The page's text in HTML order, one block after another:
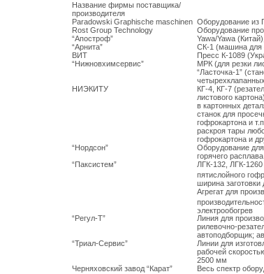
Название фирмы поставщика/
производителя
Paradowski Graphische maschinen Оборудование из
Rost Group Technology
Оборудование
“Апостроф”
Yawa/Yawa
“Арнита”
СК-1 (машина для
ВИТ
Пресс К-1089
“Нижновхимсервис”
МРК (для резки
“Ласточка-1”
НИЭКИТУ
КГ-4, КГ-7
листового
в картонных
станок для
гофрокартона и
раскроя тары
гофрокартона и
“Нордсон”
Оборудование
горячего
“Паксистем”
ЛГК-132, ЛГК-1260
пятислойного
ширина
Агрегат для
электрообогрев
“Pегул-Т”
Линия для
рилевочно-
автоподборщик;
“Триал-Сервис”
Линии для
рабочей
2500 мм
Черняховский завод “Карат”
Весь спектр